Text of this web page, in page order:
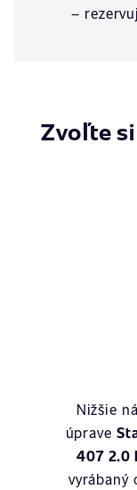
–
Zvoľte
Nižšie
úprave
407 2.0
vyrábaný